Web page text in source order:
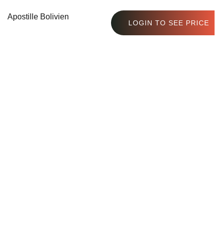
Apostille Bolivien
LOGIN TO SEE PRICE